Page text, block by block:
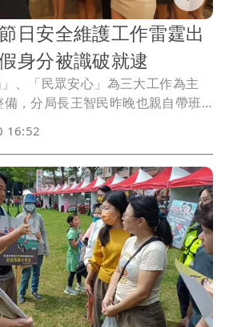
日安全維護工作雷霆出
身分被識破就逮
、「民眾安心」為三大工作為主
備，分局長王智民昨晚也親自帶班
16:52